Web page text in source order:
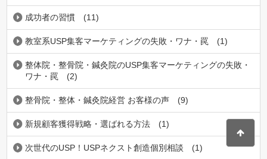
成功者の習慣 (11)
教室系USP集客マーケティングの失敗・ワナ・罠 (1)
整体院・整骨院・鍼灸院のUSP集客マーケティングの失敗・
ワナ・罠
(2)
整骨院・整体・鍼灸院経営 お客様の声 (9)
新規顧客獲得戦略・選ばれる方法 (1)
次世代のUSP！USPネクスト創造個別相談 (1)